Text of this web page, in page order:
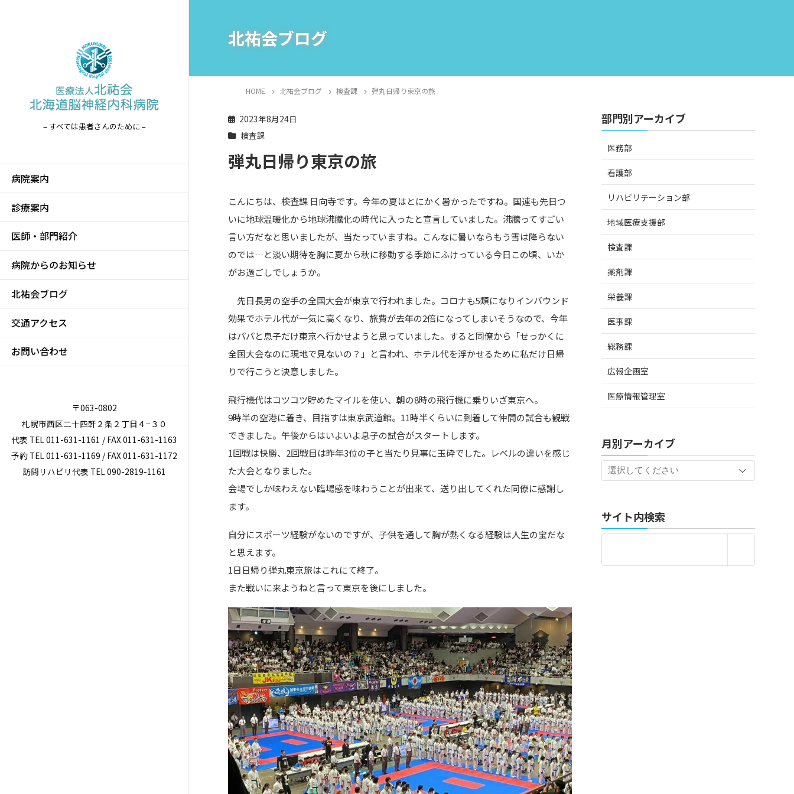
– すべては患者さんのために –
病院案内
診療案内
医師・部門紹介
病院からのお知らせ
北祐会ブログ
交通アクセス
お問い合わせ
〒063-0802
札幌市西区二十四軒２条２丁目４−３０
代表 TEL 011-631-1161 / FAX 011-631-1163
予約 TEL 011-631-1169 / FAX 011-631-1172
訪問リハビリ代表 TEL 090-2819-1161
北祐会ブログ
HOME 北祐会ブログ 検査課 弾丸日帰り東京の旅
2023年8月24日
検査課
弾丸日帰り東京の旅
こんにちは、検査課 日向寺です。今年の夏はとにかく暑かったですね。国連も先日つ
いに地球温暖化から地球沸騰化の時代に入ったと宣言していました。沸騰ってすごい
言い方だなと思いましたが、当たっていますね。こんなに暑いならもう雪は降らない
のでは…と淡い期待を胸に夏から秋に移動する季節にふけっている今日この頃、いか
がお過ごしでしょうか。
先日長男の空手の全国大会が東京で行われました。コロナも5類になりインバウンド
効果でホテル代が一気に高くなり、旅費が去年の2倍になってしまいそうなので、今年
はパパと息子だけ東京へ行かせようと思っていました。すると同僚から「せっかくに
全国大会なのに現地で見ないの？」と言われ、ホテル代を浮かせるために私だけ日帰
りで行こうと決意しました。
飛行機代はコツコツ貯めたマイルを使い、朝の8時の飛行機に乗りいざ東京へ。
9時半の空港に着き、目指すは東京武道館。11時半くらいに到着して仲間の試合も観戦
できました。午後からはいよいよ息子の試合がスタートします。
1回戦は快勝、2回戦目は昨年3位の子と当たり見事に玉砕でした。レベルの違いを感じ
た大会となりました。
会場でしか味わえない臨場感を味わうことが出来て、送り出してくれた同僚に感謝し
ます。
自分にスポーツ経験がないのですが、子供を通して胸が熱くなる経験は人生の宝だな
と思えます。
1日日帰り弾丸東京旅はこれにて終了。
また戦いに来ようねと言って東京を後にしました。
部門別アーカイブ
医務部
看護部
リハビリテーション部
地域医療支援部
検査課
薬剤課
栄養課
医事課
総務課
広報企画室
医療情報管理室
月別アーカイブ
サイト内検索